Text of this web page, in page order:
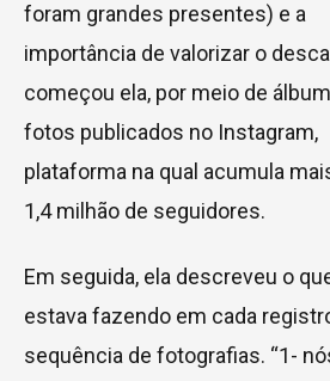
foram grandes presentes) e a
importância de valorizar o
começou ela, por meio de
fotos publicados no Instagram,
plataforma na qual acumula
1,4 milhão de seguidores.
Em seguida, ela descreveu o
estava fazendo em cada
sequência de fotografias. “1-